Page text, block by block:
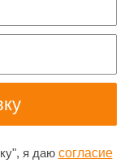
я даю согласие